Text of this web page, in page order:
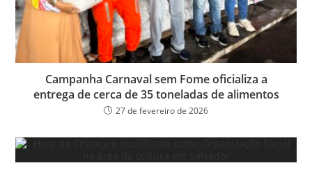
Campanha Carnaval sem Fome oficializa a
entrega de cerca de 35 toneladas de alimentos
27 de fevereiro de 2026